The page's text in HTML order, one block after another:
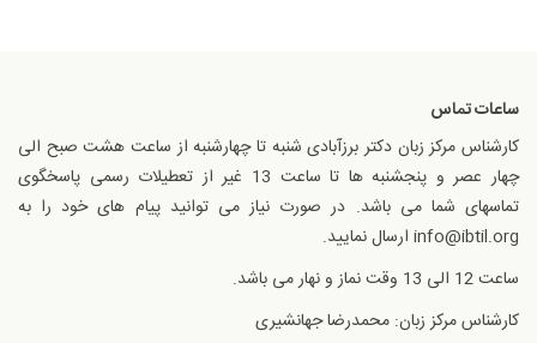
ساعات تماس
کارشناس مرکز زبان دکتر برزآبادی شنبه تا چهارشنبه از ساعت هشت صبح الی
چهار عصر و پنجشنبه ها تا ساعت 13 غیر از تعطیلات رسمی پاسخگوی
تماسهای شما می باشد. در صورت نیاز می توانید پیام های خود را به
info@ibtil.org ارسال نمایید.
ساعت 12 الی 13 وقت نماز و نهار می باشد.
کارشناس مرکز زبان: محمدرضا جهانشیری